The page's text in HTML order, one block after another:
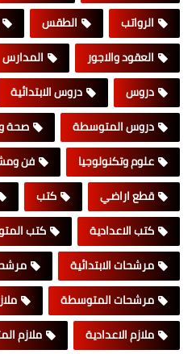
الرواتب
الطقس
العقود والاجور
المدارس
دروس
دروس الابتدائية
دروس المتوسطة
صحة
علوم وتكنولوجيا
فن
قطع اراضي
كتب
كتب الاعدادية
كتب
مرشحات الابتدائية
مرشحات المتوسطة
ملازم الاعدادية
ملازم